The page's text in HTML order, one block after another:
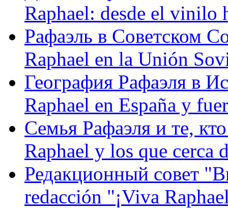
Raphael: desde el vinilo
Рафаэль в Советском
Raphael en la Unión
География Рафаэля в
Raphael en España y
Семья Рафаэля и те,
Raphael y los que cerca
Редакционный совет
redacción "¡Viva